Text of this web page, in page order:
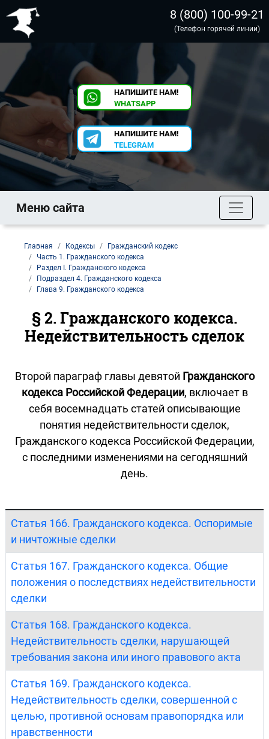
8 (800) 100-99-21
(Телефон горячей линии)
НАПИШИТЕ НАМ!
WHATSAPP
НАПИШИТЕ НАМ!
TELEGRAM
Меню сайта
Главная Кодексы
Гражданский кодекс
Часть 1. Гражданского кодекса
Раздел I. Гражданского кодекса
Подраздел 4. Гражданского кодекса
Глава 9. Гражданского кодекса
§ 2. Гражданского кодекса.
Недействительность сделок
Второй параграф главы девятой Гражданского
кодекса Российской Федерации, включает в
себя восемнадцать статей описывающие
понятия недействительности сделок,
Гражданского кодекса Российской Федерации,
с последними изменениями на сегодняшний
день.
Статья 166. Гражданского кодекса. Оспоримые
и ничтожные сделки
Статья 167. Гражданского кодекса. Общие
положения о последствиях недействительности
сделки
Статья 168. Гражданского кодекса.
Недействительность сделки, нарушающей
требования закона или иного правового акта
Статья 169. Гражданского кодекса.
Недействительность сделки, совершенной с
целью, противной основам правопорядка или
нравственности